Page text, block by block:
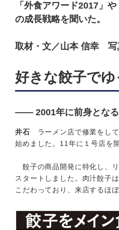
「外食アワード2017」
の成長戦略を聞いた。
取材・文／山本 信幸 写
好きな餃子で
―― 2001年に前身となる
井石 ラーメン店で修業をし
始めました。11年に１号店を
餃子の商品開発に特化し、
スタートしました。肉汁餃子
こだわっており、来店するほ